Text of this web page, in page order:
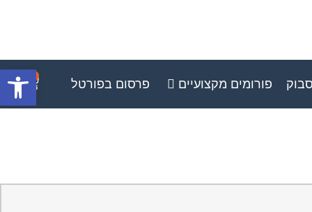
פתח פורומים מקצועיים פרסום בפורטל